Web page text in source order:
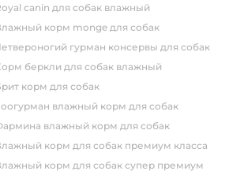
royal canin для собак влажный
влажный корм monge для собак
четвероногий гурман консервы для собак
корм беркли для собак влажный
брит корм для собак
зоогурман влажный корм для собак
фармина влажный корм для собак
влажный корм для собак премиум класса
влажный корм для собак супер премиум